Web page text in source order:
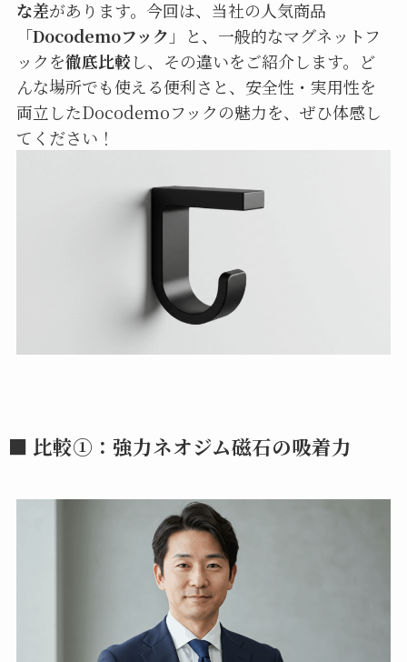
な差があります。今回は、当社の人気商品
「Docodemoフック 」と、一般的なマグネットフ
ックを徹底比較し、その違いをご紹介します。ど
んな場所でも使える便利さと、安全性・実用性を
両立したDocodemoフックの魅力を、ぜひ体感し
てください！
■ 比較①： 強力ネオジム磁石の吸着力